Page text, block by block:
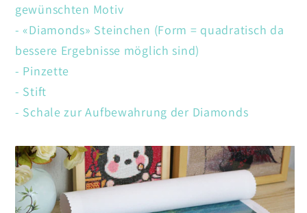
gewünschten Motiv
- «Diamonds» Steinchen (Form = quadratisch da
bessere Ergebnisse möglich sind)
- Pinzette
- Stift
- Schale zur Aufbewahrung der Diamonds